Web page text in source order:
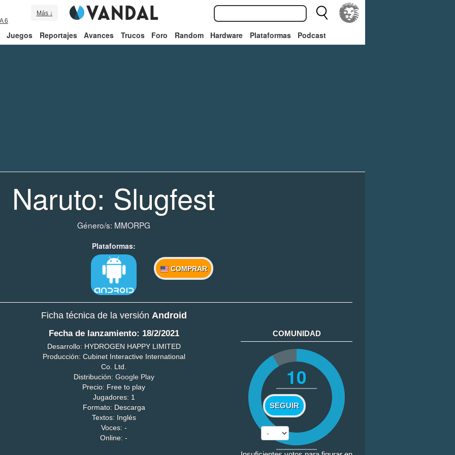
6
Más ↓
Juegos Reportajes Avances Trucos Foro Random Hardware Plataformas Podcast
Naruto: Slugfest
Género/s: MMORPG
Plataformas:
COMPRAR
Ficha técnica de la versión Android
Fecha de lanzamiento: 18/2/2021
Desarrollo: HYDROGEN HAPPY LIMITED
Producción: Cubinet Interactive International
Co. Ltd.
Distribución: Google Play
Precio: Free to play
Jugadores: 1
Formato: Descarga
Textos: Inglés
Voces: -
Online: -
COMUNIDAD
10
SEGUIR